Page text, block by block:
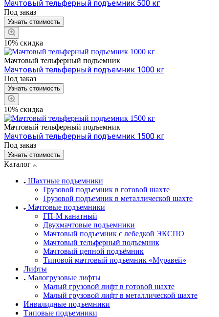
Мачтовый тельферный подъемник 500 кг
Под заказ
Узнать стоимость
10% скидка
Мачтовый тельферный подъемник
Мачтовый тельферный подъемник 1000 кг
Под заказ
Узнать стоимость
10% скидка
Мачтовый тельферный подъемник
Мачтовый тельферный подъемник 1500 кг
Под заказ
Узнать стоимость
Каталог
Шахтные подъемники
Грузовой подъемник в готовой шахте
Грузовой подъемник в металлической шахте
Мачтовые подъемники
ГП-М канатный
Двухмачтовые подъемники
Мачтовый подъемник с лебедкой ЭКСПО
Мачтовый тельферный подъемник
Мачтовый цепной подъёмник
Типовой мачтовый подъемник «Муравей»
Лифты
Малогрузовые лифты
Малый грузовой лифт в готовой шахте
Малый грузовой лифт в металлической шахте
Инвалидные подъемники
Типовые подъемники